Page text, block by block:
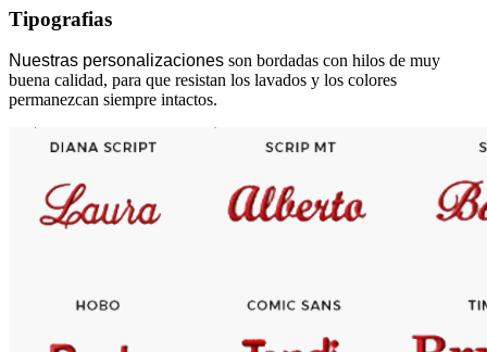
Tipografias
Nuestras personalizaciones son bordadas con hilos de muy
buena calidad, para que resistan los lavados y los colores
permanezcan siempre intactos.